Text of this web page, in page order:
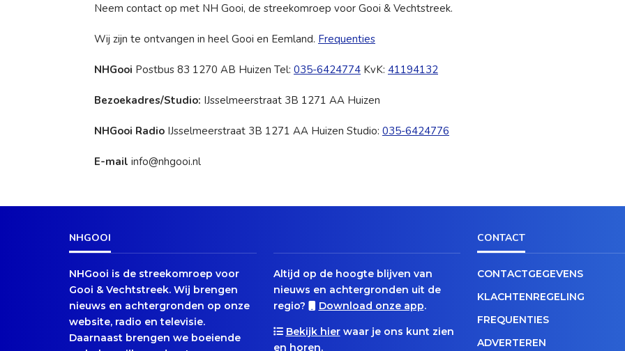
Neem contact op met NH Gooi, de streekomroep voor Gooi & Vechtstreek.
Wij zijn te ontvangen in heel Gooi en Eemland. Frequenties
NHGooi Postbus 83 1270 AB Huizen Tel: 035-6424774 KvK: 41194132
Bezoekadres/Studio: IJsselmeerstraat 3B 1271 AA Huizen
NHGooi Radio IJsselmeerstraat 3B 1271 AA Huizen Studio: 035-6424776
E-mail info@nhgooi.nl
NHGOOI
NHGooi is de streekomroep voor
Gooi & Vechtstreek. Wij brengen
nieuws en achtergronden op onze
website, radio en televisie.
Daarnaast brengen we boeiende
Altijd op de hoogte blijven van
nieuws en achtergronden uit de
regio?
Download onze app.
Bekijk hierwaar je ons kunt zien
en horen.
CONTACT
CONTACTGEGEVENS
KLACHTENREGELING
FREQUENTIES
ADVERTEREN